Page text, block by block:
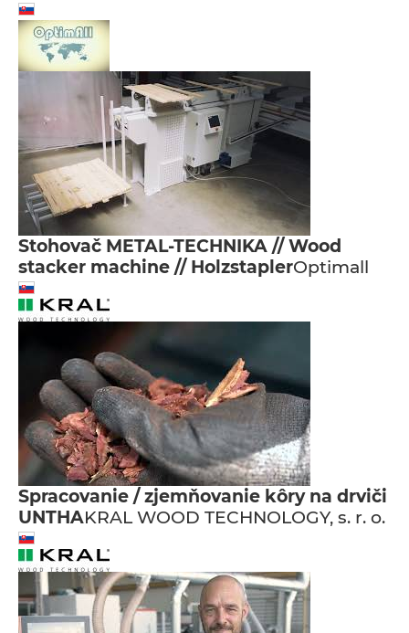
Stohovač METAL-TECHNIKA // Wood
stacker machine // HolzstaplerOptimall
Spracovanie / zjemňovanie kôry na drviči
UNTHAKRAL WOOD TECHNOLOGY, s. r. o.